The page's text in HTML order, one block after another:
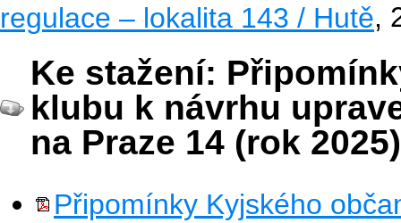
regulace – lokalita 143 / Hutě,
Ke stažení:
klubu k návrhu
na Praze 14 (rok 2025)
Připomínky Kyjského